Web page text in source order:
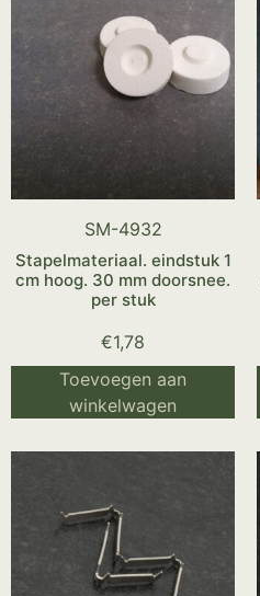
SM-4932
Stapelmateriaal. eindstuk 1
cm hoog. 30 mm doorsnee.
per stuk
€1,78
Toevoegen aan
winkelwagen